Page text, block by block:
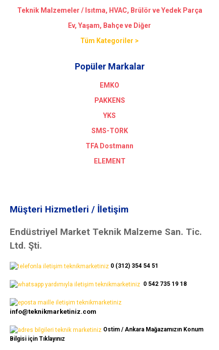
Teknik Malzemeler / Isıtma, HVAC, Brülör ve Yedek Parça
Ev, Yaşam, Bahçe ve Diğer
Tüm Kategoriler >
Popüler Markalar
EMKO
PAKKENS
YKS
SMS-TORK
TFA Dostmann
ELEMENT
Müşteri Hizmetleri / İletişim
Endüstriyel Market Teknik Malzeme San. Tic.
Ltd. Şti.
0 (312) 354 54 51
0 542 735 19 18
info@teknikmarketiniz.com
Ostim / Ankara Mağazamızın Konum
Bilgisi için Tıklayınız